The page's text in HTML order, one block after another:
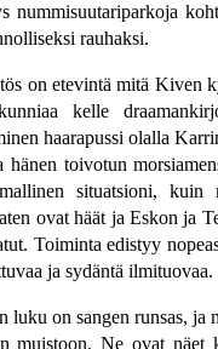
nummisuutariparkoja
rauhaksi.
on etevintä mitä Kiven
kelle
haarapussi olalla
hänen toivotun
situatsioni, kuin
ovat häät ja Eskon ja
Toiminta edistyy
ja sydäntä ilmituovaa.
luku on sangen runsas, ja
muistoon. Ne ovat näet